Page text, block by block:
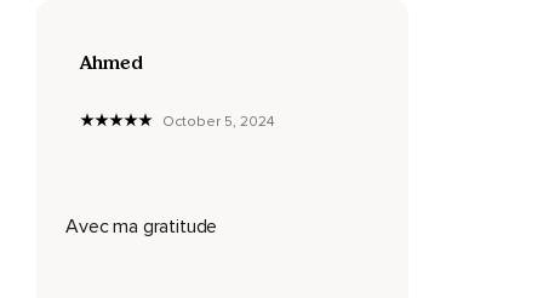
créativité ?
Si oui,
Ahmed
October 5, 2024
Avec ma gratitude